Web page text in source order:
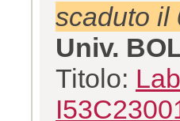
scaduto il
Univ.
Titolo: